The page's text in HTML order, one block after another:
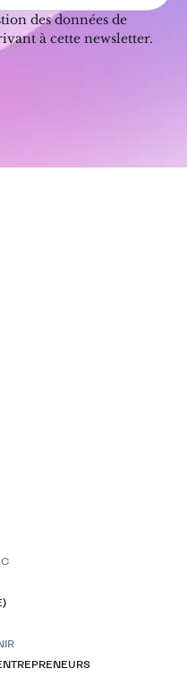
des données de
à cette newsletter.